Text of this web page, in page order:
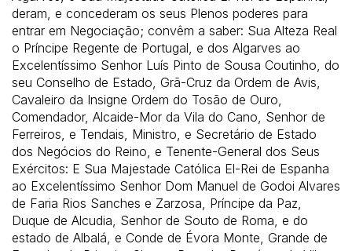
deram, e concederam os seus Plenos poderes para
entrar em Negociação; convêm a saber: Sua Alteza Real
o Príncipe Regente de Portugal, e dos Algarves ao
Excelentíssimo Senhor Luís Pinto de Sousa Coutinho, do
seu Conselho de Estado, Grã-Cruz da Ordem de Avis,
Cavaleiro da Insigne Ordem do Tosão de Ouro,
Comendador, Alcaide-Mor da Vila do Cano, Senhor de
Ferreiros, e Tendais, Ministro, e Secretário de Estado
dos Negócios do Reino, e Tenente-General dos Seus
Exércitos: E Sua Majestade Católica El-Rei de Espanha
ao Excelentíssimo Senhor Dom Manuel de Godoi Alvares
de Faria Rios Sanches e Zarzosa, Príncipe da Paz,
Duque de Alcudia, Senhor de Souto de Roma, e do
estado de Albalá, e Conde de Évora Monte, Grande de